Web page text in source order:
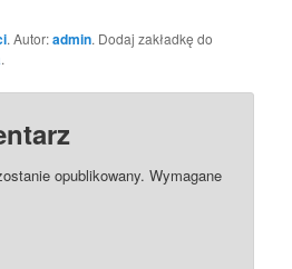
. Autor:admin. Dodaj zakładkę do
.
opublikowany. Wymagane